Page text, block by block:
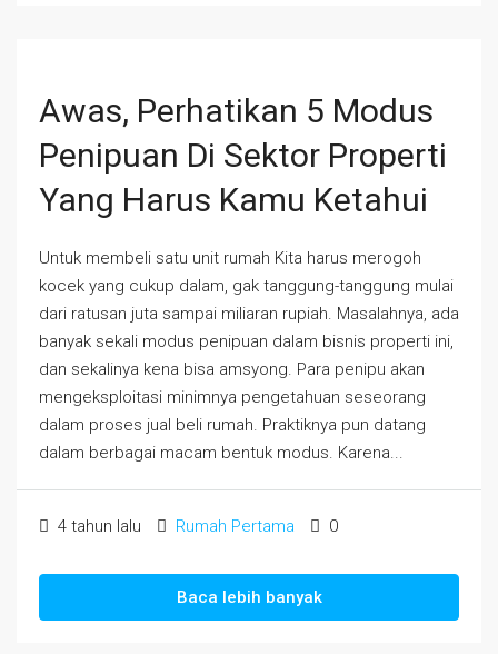
Awas, Perhatikan 5 Modus
Penipuan Di Sektor Properti
Yang Harus Kamu Ketahui
Untuk membeli satu unit rumah Kita harus merogoh
kocek yang cukup dalam, gak tanggung-tanggung mulai
dari ratusan juta sampai miliaran rupiah. Masalahnya, ada
banyak sekali modus penipuan dalam bisnis properti ini,
dan sekalinya kena bisa amsyong. Para penipu akan
mengeksploitasi minimnya pengetahuan seseorang
dalam proses jual beli rumah. Praktiknya pun datang
dalam berbagai macam bentuk modus. Karena...
4 tahun lalu Rumah Pertama 0
Baca lebih banyak